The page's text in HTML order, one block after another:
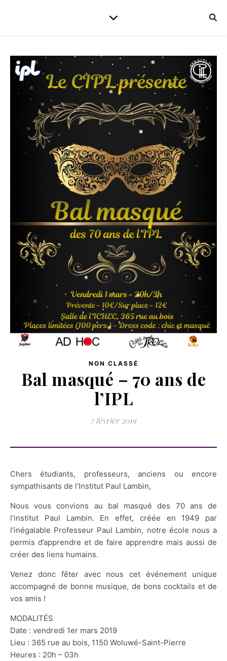
NON CLASSÉ
Bal masqué – 70 ans de
l’IPL
7 février 2019
Chers étudiants, professeurs, anciens ou encore
sympathisants de l’Institut Paul Lambin,
Nous vous convions au bal masqué des 70 ans de
l’institut Paul Lambin. En effet, créée en 1949 par
l’inégalable Professeur Paul Lambin, notre école nous a
permis d’apprendre et de faire apprendre mais aussi de
créer des liens humains.
Venez donc fêter avec nous cet événement unique
accompagné de bonne musique, de bons cocktails et de
vos amis !
MODALITÉS
Date : vendredi 1er mars 2019
Lieu : 365 rue au bois, 1150 Woluwé-Saint-Pierre
Heures : 20h – 03h